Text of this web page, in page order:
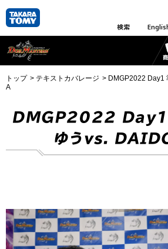
検索
トップ テキストカバレージ
DMGP2022 Day1
A
DMGP2022 Day1
ゆうvs.